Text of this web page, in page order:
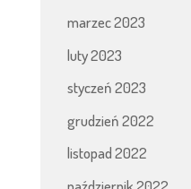
marzec 2023
luty 2023
styczeń 2023
grudzień 2022
listopad 2022